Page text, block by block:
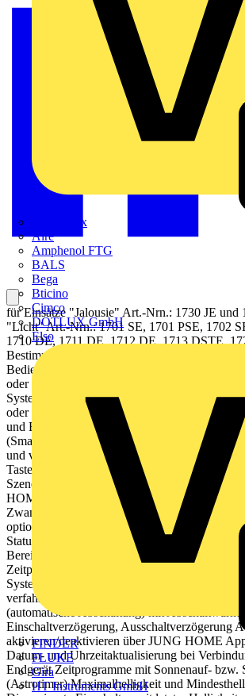
Adaptaflex
Alre
Amphenol FTG
BALS
Bega
Bticino
Cimco
DOTLUX GmbH
Elso
FINDER
FLUKE
Gira
HT Instruments GmbH
für Einsätze "Jalousie" Art.-Nrn.: 1730 JE und
"Licht" Art.-Nrn.: 1701 SE, 1701 PSE, 1702
1710 DE, 1711 DE, 1712 DE, 1713 DSTE,
Bestimmungsgemäßer Gebrauch Manuelles
Bedienen von z. B. Jalousien, Rollladen,
oder Lüftern Drahtlose Verknüpfung mit
Systems Betrieb mit Systemeinsatz zum
oder Nebenstelle 3-Draht
und Bedienung über JUNG HOME App mit
(Smartphone oder Tablet) über Bluetooth®
und vollflächig mit bis zu 2 verknüpften
Tasten nutzen zur Steuerung von Bereichen
Szenen aufzurufen Tasten nutzen, um drahtlos
HOME Geräte zu bedienen Tasten nutzen, um
Zwangsführung auszulösen Mehrfarbige
optionalem Nachtmodus Rückmeldung des
Status-LED Sperren der lokalen Bedienung
Bereiche (Gruppen), Zentralfunktionen und
Zeitprogramme steuern die Funktionen des
Systemeinsatzes (Einschalten, Ausschalten,
verfahren, Temperatur verstellen)
(automatische Abschaltung) mit
Einschaltverzögerung, Ausschaltverzögerung
aktivieren/deaktivieren über JUNG HOME
Datum- und Uhrzeitaktualisierung bei
Endgerät Zeitprogramme mit Sonnenauf- bzw.
(Astrotimer) Maximalhelligkeit und